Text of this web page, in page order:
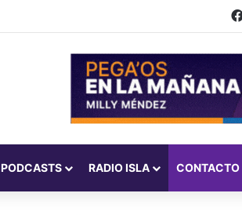
PODCASTS RADIO ISLA CONTACTO